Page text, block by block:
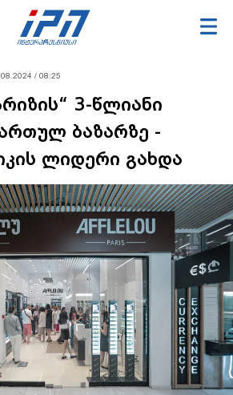
/ 08:25
3-წლიანი
ბაზარზე -
ლიდერი გახდა